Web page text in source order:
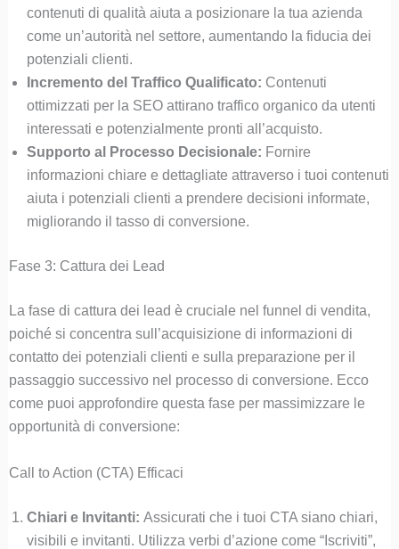
contenuti di qualità aiuta a posizionare la tua azienda
come un’autorità nel settore, aumentando la fiducia dei
potenziali clienti.
Incremento del Traffico Qualificato: Contenuti
ottimizzati per la SEO attirano traffico organico da utenti
interessati e potenzialmente pronti all’acquisto.
Supporto al Processo Decisionale: Fornire
informazioni chiare e dettagliate attraverso i tuoi contenuti
aiuta i potenziali clienti a prendere decisioni informate,
migliorando il tasso di conversione.
Fase 3: Cattura dei Lead
La fase di cattura dei lead è cruciale nel funnel di vendita,
poiché si concentra sull’acquisizione di informazioni di
contatto dei potenziali clienti e sulla preparazione per il
passaggio successivo nel processo di conversione. Ecco
come puoi approfondire questa fase per massimizzare le
opportunità di conversione:
Call to Action (CTA) Efficaci
Chiari e Invitanti: Assicurati che i tuoi CTA siano chiari,
visibili e invitanti. Utilizza verbi d’azione come “Iscriviti”,